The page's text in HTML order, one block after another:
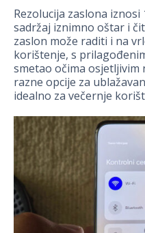
Rezolucija zaslona iznosi
sadržaj iznimno oštar i
zaslon može raditi i na
korištenje, s
smetao očima osjetljivim
razne opcije za
idealno za večernje